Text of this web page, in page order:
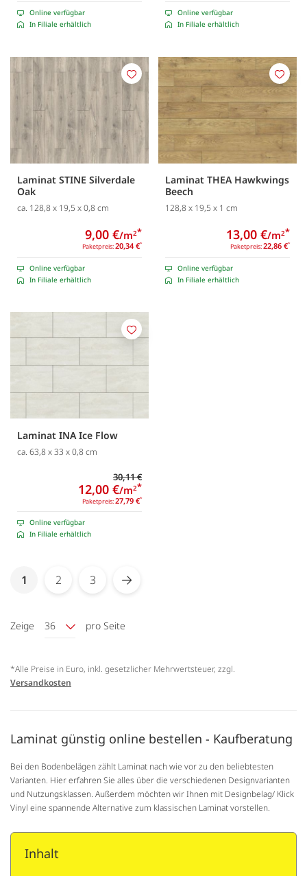
Online verfügbar
In Filiale erhältlich
Online verfügbar
In Filiale erhältlich
Laminat STINE Silverdale
Oak
ca. 128,8 x 19,5 x 0,8 cm
Paketpreis:20,34 €*
9,00 €/m2*
Online verfügbar
In Filiale erhältlich
Merken
Laminat THEA Hawkwings
Beech
128,8 x 19,5 x 1 cm
Paketpreis:22,86 €*
13,00 €/m2*
Online verfügbar
In Filiale erhältlich
Laminat INA Ice Flow
ca. 63,8 x 33 x 0,8 cm
30,11 €
Paketpreis:27,79 €*
12,00 €/m2*
Online verfügbar
In Filiale erhältlich
Merken
SeiteYou're currently reading page
1 Seite
2 Seite
3 Seite
Weiter
Zeige 36 pro Seite
*Alle Preise in Euro, inkl. gesetzlicher Mehrwertsteuer, zzgl.
Versandkosten
Laminat günstig online bestellen - Kaufberatung
Bei den Bodenbelägen zählt Laminat nach wie vor zu den beliebtesten
Varianten. Hier erfahren Sie alles über die verschiedenen Designvarianten
und Nutzungsklassen. Außerdem möchten wir Ihnen mit Designbelag/ Klick
Vinyl eine spannende Alternative zum klassischen Laminat vorstellen.
Inhalt